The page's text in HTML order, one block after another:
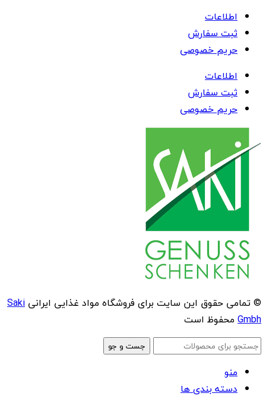
اطلاعات
ثبت سفارش
حریم خصوصی
اطلاعات
ثبت سفارش
حریم خصوصی
© تمامی حقوق این سایت برای فروشگاه مواد غذایی ایرانی Saki
Gmbh محفوظ است
جست و جو
منو
دسته بندی ها